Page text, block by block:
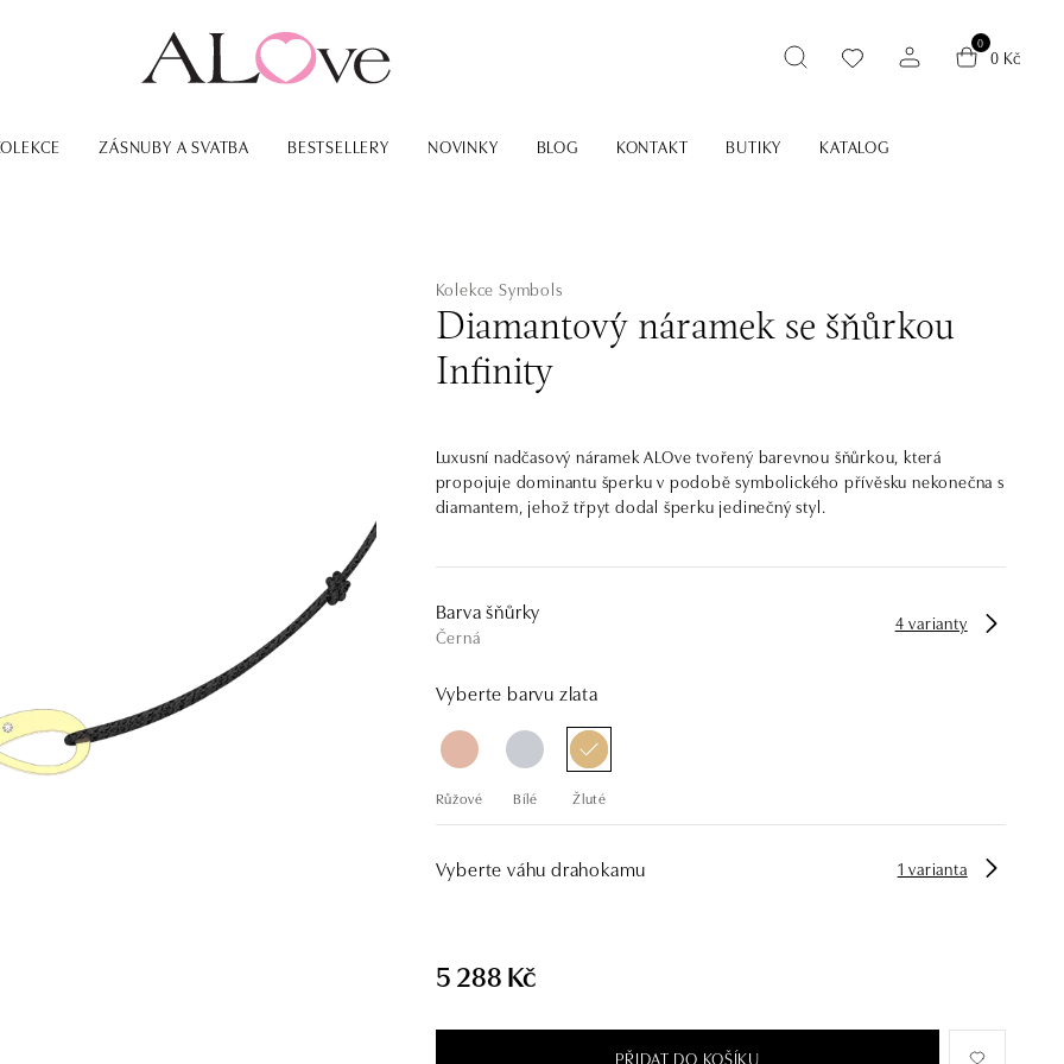
0
0 Kč
ZÁSNUBY A SVATBA BESTSELLERY NOVINKY BLOG KONTAKT BUTIKY KATALOG
Kolekce Symbols
Diamantový náramek se šňůrkou
Infinity
Luxusní nadčasový náramek ALOve tvořený barevnou šňůrkou, která
propojuje dominantu šperku v podobě symbolického přívěsku nekonečna s
diamantem, jehož třpyt dodal šperku jedinečný styl.
Barva šňůrky
Černá
4 varianty
Vyberte barvu zlata
Růžové Bílé Žluté
Vyberte váhu drahokamu 1 varianta
5 288 Kč
PŘIDAT DO KOŠÍKU